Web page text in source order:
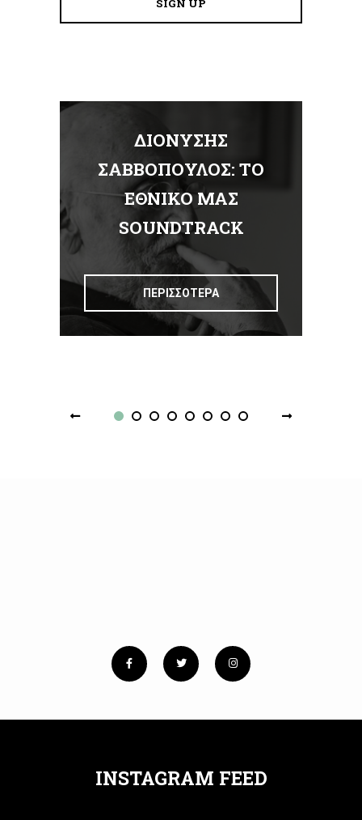
ΔΙΟΝΥΣΗΣ
ΣΑΒΒΟΠΟΥΛΟΣ: ΤΟ
ΕΘΝΙΚΟ ΜΑΣ
SOUNDTRACK
ΠΕΡΙΣΣΟΤΕΡΑ
INSTAGRAM FEED